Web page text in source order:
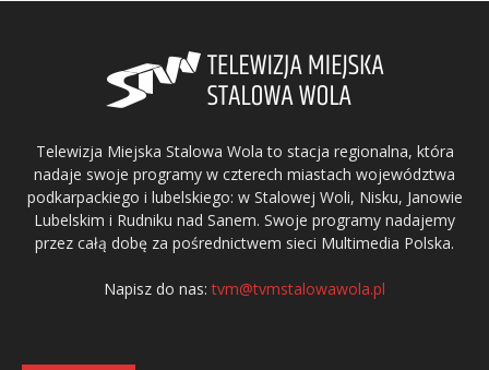
Telewizja Miejska Stalowa Wola to stacja regionalna, która
nadaje swoje programy w czterech miastach województwa
podkarpackiego i lubelskiego: w Stalowej Woli, Nisku, Janowie
Lubelskim i Rudniku nad Sanem. Swoje programy nadajemy
przez całą dobę za pośrednictwem sieci Multimedia Polska.
Napisz do nas:tvm@tvmstalowawola.pl